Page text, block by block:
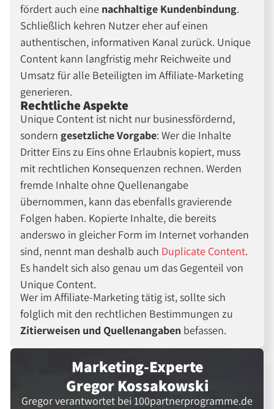
fördert auch eine nachhaltige Kundenbindung.
Schließlich kehren Nutzer eher auf einen
authentischen, informativen Kanal zurück. Unique
Content kann langfristig mehr Reichweite und
Umsatz für alle Beteiligten im Affiliate-Marketing
generieren.
Rechtliche Aspekte
Unique Content ist nicht nur businessfördernd,
sondern gesetzliche Vorgabe: Wer die Inhalte
Dritter Eins zu Eins ohne Erlaubnis kopiert, muss
mit rechtlichen Konsequenzen rechnen. Werden
fremde Inhalte ohne Quellenangabe
übernommen, kann das ebenfalls gravierende
Folgen haben. Kopierte Inhalte, die bereits
anderswo in gleicher Form im Internet vorhanden
sind, nennt man deshalb auch Duplicate Content.
Es handelt sich also genau um das Gegenteil von
Unique Content.
Wer im Affiliate-Marketing tätig ist, sollte sich
folglich mit den rechtlichen Bestimmungen zu
Zitierweisen und Quellenangaben befassen.
Marketing-Experte
Gregor Kossakowski
Gregor verantwortet bei 100partnerprogramme.de